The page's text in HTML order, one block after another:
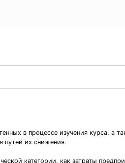
в процессе изучения курса, а
путей их снижения.
категории, как затраты